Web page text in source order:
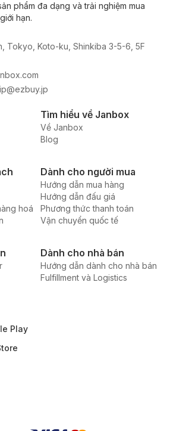
phẩm đa dạng và trải nghiệm mua
hạn.
Tokyo, Koto-ku, Shinkiba 3-5-6, 5F
Tìm hiểu về Janbox
Về Janbox
Blog
hoá
Dành cho người mua
Hướng dẫn mua hàng
Hướng dẫn đấu giá
Phương thức thanh toán
Vận chuyển quốc tế
Dành cho nhà bán
Hướng dẫn dành cho nhà bán
Fulfillment và Logistics
Play